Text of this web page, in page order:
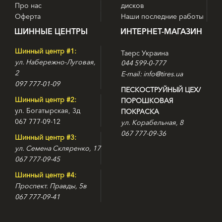
Однако наиболее значимой технологией, использованной в
данной модели, стала Ridge-n-Flex, состоящей, в свою
Compound 3G.
Благодаря технологии StabiliGrip, протектор шины Michelin
Latitude Alpin 2 удалось оснастить большим количеством
специальных ламелей, расположенных под разными
углами и прорезающими протекторные блоки на большую
глубину. Образованные этими ламелями многочисленные
острые кромки легко проникают сквозь водяную пленку на
обледенелой поверхности, эффективно цепляясь даже за
малейшие неровности, а их разнонаправленное
расположение позволяет обеспечить сцепление во всех
направлениях. Помимо этого, особое строение стенок
ламелей позволяет им прочно фиксироваться друг с
другом в момент соприкосновения с дорожным полотном,
что существенно повышает жесткость протекторных
блоков. Это, в свою очередь, позволило существенно
улучшить основные характеристики шины на сухих
Про нас
Оферта
дисков
Наши последние работы
ШИННЫЕ ЦЕНТРЫ
Шинный центр #1:
ул. Набережно-Луговая,
2
097 777-01-09
Шинный центр #2:
ул. Богатырская, 3д
067 777-09-12
Шинный центр #3:
ул. Семена Скляренко, 17
067 777-09-45
Шинный центр #4:
Проспект. Правды, 5в
067 777-09-41
ИНТЕРНЕТ-МАГАЗИН
Таерс Украина
044 599-0-777
E-mail: info@tires.ua
ПЕСКОСТРУЙНЫЙ ЦЕХ/
ПОРОШКОВАЯ
ПОКРАСКА
ул. Корабельная, 8
067 777-09-36